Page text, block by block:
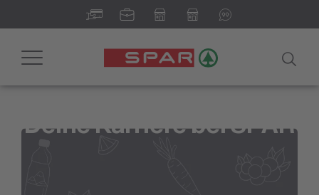
Toggle
Deine Karriere bei SPAR